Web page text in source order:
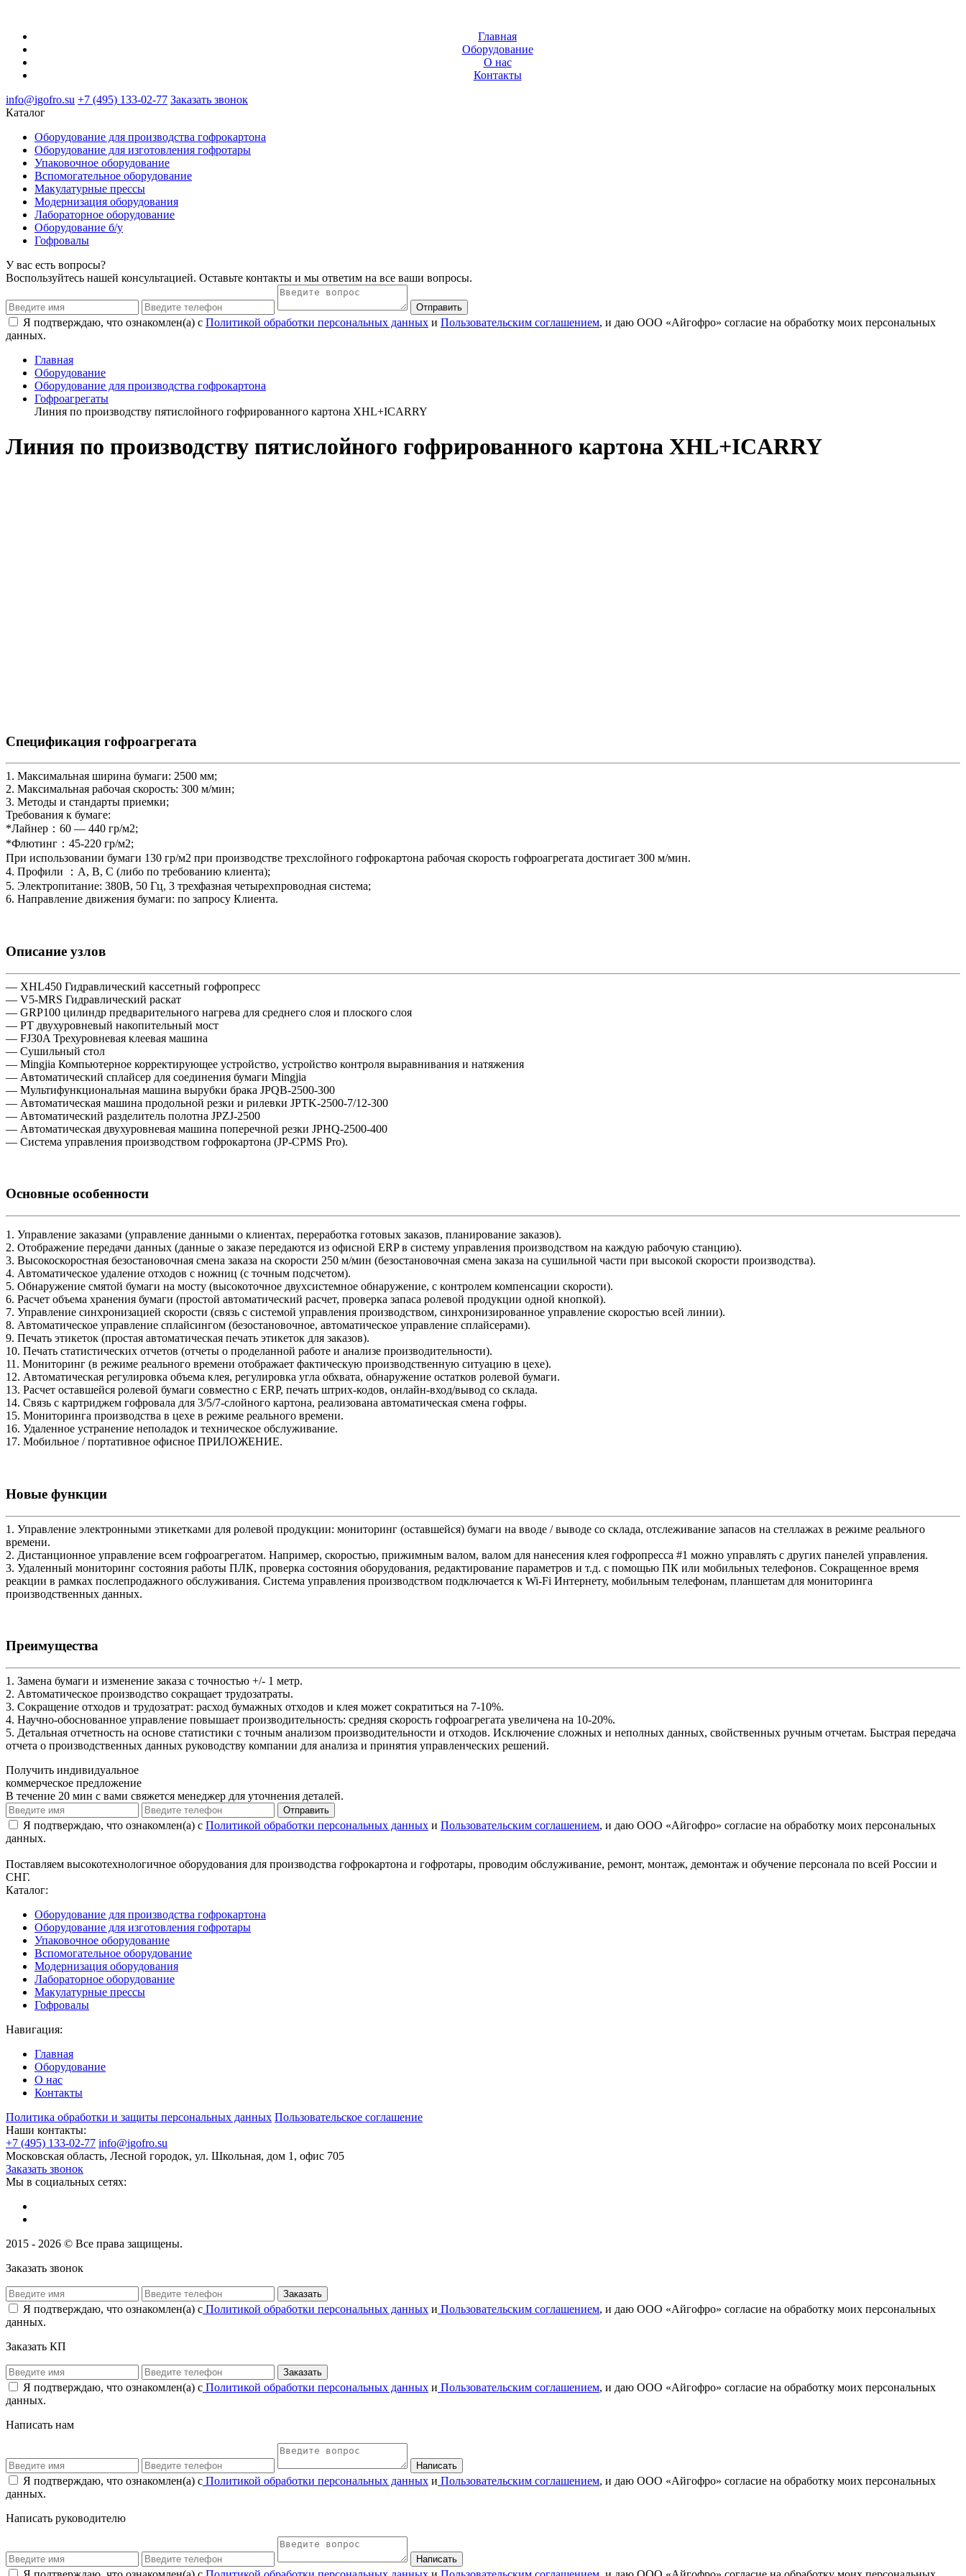
Главная
Оборудование
О нас
Контакты
info@igofro.su +7 (495) 133-02-77 Заказать звонок
Каталог
Оборудование для производства гофрокартона
Оборудование для изготовления гофротары
Упаковочное оборудование
Вспомогательное оборудование
Макулатурные прессы
Модернизация оборудования
Лабораторное оборудование
Оборудование б/у
Гофровалы
У вас есть вопросы?
Воспользуйтесь нашей консультацией. Оставьте контакты и мы ответим на все ваши вопросы.
Я подтверждаю, что ознакомлен(а) с Политикой обработки персональных данных и Пользовательским соглашением, и даю ООО «Айгофро» согласие на обработку моих персональных
данных.
Главная
Оборудование
Оборудование для производства гофрокартона
Гофроагрегаты
Линия по производству пятислойного гофрированного картона XHL+ICARRY
Линия по производству пятислойного гофрированного картона XHL+ICARRY
Спецификация гофроагрегата
1. Максимальная ширина бумаги: 2500 мм;
2. Максимальная рабочая скорость: 300 м/мин;
3. Методы и стандарты приемки;
Требования к бумаге:
*Лайнер：60 — 440 гр/м2;
*Флютинг：45-220 гр/м2;
При использовании бумаги 130 гр/м2 при производстве трехслойного гофрокартона рабочая скорость гофроагрегата достигает 300 м/мин.
4. Профили ：А, B, C (либо по требованию клиента);
5. Электропитание: 380В, 50 Гц, 3 трехфазная четырехпроводная система;
6. Направление движения бумаги: по запросу Клиента.
Описание узлов
— XHL450 Гидравлический кассетный гофропресс
— V5-MRS Гидравлический раскат
— GRP100 цилиндр предварительного нагрева для среднего слоя и плоского слоя
— PT двухуровневый накопительный мост
— FJ30A Трехуровневая клеевая машина
— Сушильный стол
— Mingjia Компьютерное корректирующее устройство, устройство контроля выравнивания и натяжения
— Автоматический сплайсер для соединения бумаги Mingjia
— Мультифункциональная машина вырубки брака JPQB-2500-300
— Автоматическая машина продольной резки и рилевки JPTK-2500-7/12-300
— Автоматический разделитель полотна JPZJ-2500
— Автоматическая двухуровневая машина поперечной резки JPHQ-2500-400
— Система управления производством гофрокартона (JP-CPMS Pro).
Основные особенности
1. Управление заказами (управление данными о клиентах, переработка готовых заказов, планирование заказов).
2. Отображение передачи данных (данные о заказе передаются из офисной ERP в систему управления производством на каждую рабочую станцию).
3. Высокоскоростная безостановочная смена заказа на скорости 250 м/мин (безостановочная смена заказа на сушильной части при высокой скорости производства).
4. Автоматическое удаление отходов с ножниц (с точным подсчетом).
5. Обнаружение смятой бумаги на мосту (высокоточное двухсистемное обнаружение, с контролем компенсации скорости).
6. Расчет объема хранения бумаги (простой автоматический расчет, проверка запаса ролевой продукции одной кнопкой).
7. Управление синхронизацией скорости (связь с системой управления производством, синхронизированное управление скоростью всей линии).
8. Автоматическое управление сплайсингом (безостановочное, автоматическое управление сплайсерами).
9. Печать этикеток (простая автоматическая печать этикеток для заказов).
10. Печать статистических отчетов (отчеты о проделанной работе и анализе производительности).
11. Мониторинг (в режиме реального времени отображает фактическую производственную ситуацию в цехе).
12. Автоматическая регулировка объема клея, регулировка угла обхвата, обнаружение остатков ролевой бумаги.
13. Расчет оставшейся ролевой бумаги совместно с ERP, печать штрих-кодов, онлайн-вход/вывод со склада.
14. Связь с картриджем гофровала для 3/5/7-слойного картона, реализована автоматическая смена гофры.
15. Мониторинга производства в цехе в режиме реального времени.
16. Удаленное устранение неполадок и техническое обслуживание.
17. Мобильное / портативное офисное ПРИЛОЖЕНИЕ.
Новые функции
1. Управление электронными этикетками для ролевой продукции: мониторинг (оставшейся) бумаги на вводе / выводе со склада, отслеживание запасов на стеллажах в режиме реального
времени.
2. Дистанционное управление всем гофроагрегатом. Например, скоростью, прижимным валом, валом для нанесения клея гофропресса #1 можно управлять с других панелей управления.
3. Удаленный мониторинг состояния работы ПЛК, проверка состояния оборудования, редактирование параметров и т.д. с помощью ПК или мобильных телефонов. Сокращенное время
реакции в рамках послепродажного обслуживания. Система управления производством подключается к Wi-Fi Интернету, мобильным телефонам, планшетам для мониторинга
производственных данных.
Преимущества
1. Замена бумаги и изменение заказа с точностью +/- 1 метр.
2. Автоматическое производство сокращает трудозатраты.
3. Сокращение отходов и трудозатрат: расход бумажных отходов и клея может сократиться на 7-10%.
4. Научно-обоснованное управление повышает производительность: средняя скорость гофроагрегата увеличена на 10-20%.
5. Детальная отчетность на основе статистики с точным анализом производительности и отходов. Исключение сложных и неполных данных, свойственных ручным отчетам. Быстрая передача
отчета о производственных данных руководству компании для анализа и принятия управленческих решений.
Получить индивидуальное
коммерческое предложение
В течение 20 мин с вами свяжется менеджер для уточнения деталей.
Я подтверждаю, что ознакомлен(а) с Политикой обработки персональных данных и Пользовательским соглашением, и даю ООО «Айгофро» согласие на обработку моих персональных
данных.
Поставляем высокотехнологичное оборудования для производства гофрокартона и гофротары, проводим обслуживание, ремонт, монтаж, демонтаж и обучение персонала по всей России и
СНГ.
Каталог:
Оборудование для производства гофрокартона
Оборудование для изготовления гофротары
Упаковочное оборудование
Вспомогательное оборудование
Модернизация оборудования
Лабораторное оборудование
Макулатурные прессы
Гофровалы
Навигация:
Главная
Оборудование
О нас
Контакты
Политика обработки и защиты персональных данных Пользовательское соглашение
Наши контакты:
+7 (495) 133-02-77 info@igofro.su
Московская область, Лесной городок, ул. Школьная, дом 1, офис 705
Заказать звонок
Мы в социальных сетях:
2015 - 2026 © Все права защищены.
Заказать звонок
Я подтверждаю, что ознакомлен(а) с Политикой обработки персональных данных и Пользовательским соглашением, и даю ООО «Айгофро» согласие на обработку моих персональных
данных.
Заказать КП
Я подтверждаю, что ознакомлен(а) с Политикой обработки персональных данных и Пользовательским соглашением, и даю ООО «Айгофро» согласие на обработку моих персональных
данных.
Написать нам
Я подтверждаю, что ознакомлен(а) с Политикой обработки персональных данных и Пользовательским соглашением, и даю ООО «Айгофро» согласие на обработку моих персональных
данных.
Написать руководителю